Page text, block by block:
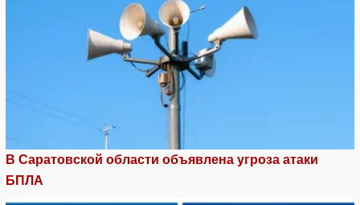
В Саратовской области объявлена угроза атаки
БПЛА